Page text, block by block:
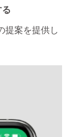
提案を提供し